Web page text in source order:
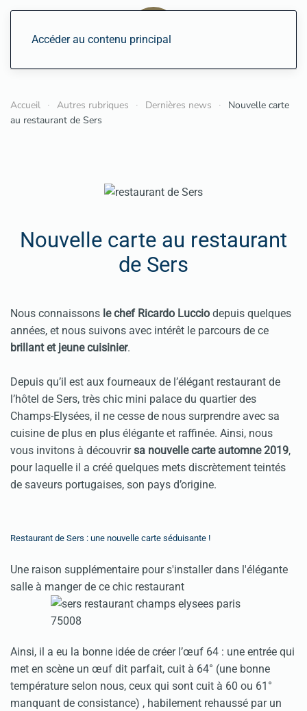
Accéder au contenu principal
Accueil Autres rubriques Dernières news
Nouvelle carte
au restaurant de Sers
Nouvelle carte au restaurant
de Sers
Nous connaissons le chef Ricardo Luccio depuis quelques
années, et nous suivons avec intérêt le parcours de ce
brillant et jeune cuisinier.
Depuis qu’il est aux fourneaux de l’élégant restaurant de
l’hôtel de Sers, très chic mini palace du quartier des
Champs-Elysées, il ne cesse de nous surprendre avec sa
cuisine de plus en plus élégante et raffinée. Ainsi, nous
vous invitons à découvrirsa nouvelle carte automne 2019,
pour laquelle il a créé quelques mets discrètement teintés
de saveurs portugaises, son pays d’origine.
Restaurant de Sers : une nouvelle carte séduisante !
Une raison supplémentaire pour s'installer dans l'élégante
salle à manger de ce chic restaurant
Ainsi, il a eu la bonne idée de créer l’œuf 64 : une entrée qui
met en scène un œuf dit parfait, cuit à 64° (une bonne
température selon nous, ceux qui sont cuit à 60 ou 61°
manquant de consistance) , habilement rehaussé par un